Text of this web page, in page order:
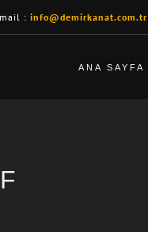
: info@demirkanat.com.tr
ANA SAYFA